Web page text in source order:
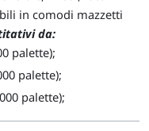
in comodi mazzetti
da:
palette);
palette);
palette);